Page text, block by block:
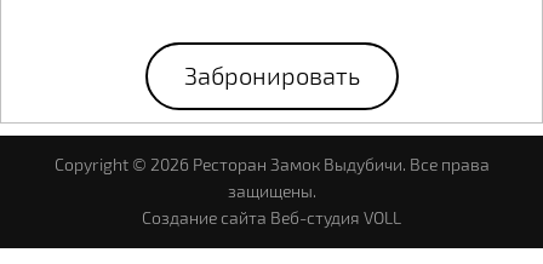
Забронировать
Copyright © 2026 Ресторан Замок Выдубичи. Все права
защищены.
Cоздание сайта Веб-студия VOLL